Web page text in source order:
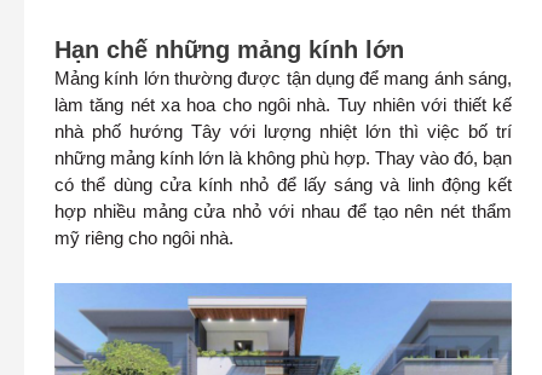
Hạn chế những mảng kính lớn
Mảng kính lớn thường được tận dụng để mang ánh sáng,
làm tăng nét xa hoa cho ngôi nhà. Tuy nhiên với thiết kế
nhà phố hướng Tây với lượng nhiệt lớn thì việc bố trí
những mảng kính lớn là không phù hợp. Thay vào đó, bạn
có thể dùng cửa kính nhỏ để lấy sáng và linh động kết
hợp nhiều mảng cửa nhỏ với nhau để tạo nên nét thẩm
mỹ riêng cho ngôi nhà.